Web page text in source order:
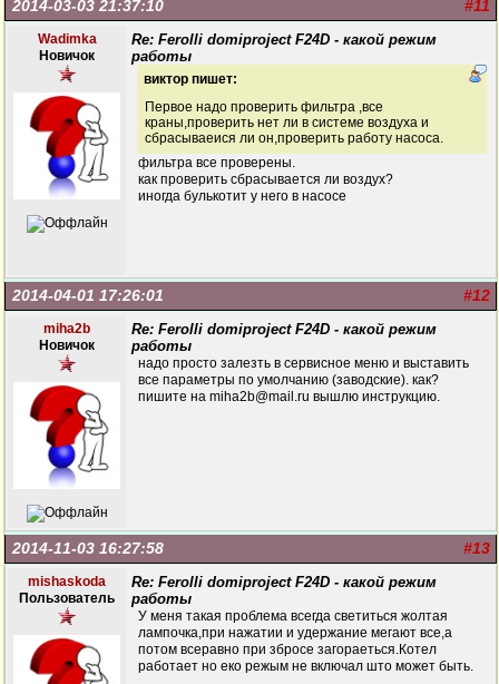
#11
2014-03-03 21:37:10
Wadimka
Новичок
Re: Ferolli domiproject F24D - какой режим
работы
виктор пишет:
Первое надо проверить фильтра ,все
краны,проверить нет ли в системе воздуха и
сбрасываеися ли он,проверить работу насоса.
фильтра все проверены.
как проверить сбрасывается ли воздух?
иногда булькотит у него в насосе
#12
2014-04-01 17:26:01
miha2b
Новичок
Re: Ferolli domiproject F24D - какой режим
работы
надо просто залезть в сервисное меню и выставить
все параметры по умолчанию (заводские). как?
пишите на miha2b@mail.ru вышлю инструкцию.
#13
2014-11-03 16:27:58
mishaskoda
Пользователь
Re: Ferolli domiproject F24D - какой режим
работы
У меня такая проблема всегда светиться жолтая
лампочка,при нажатии и удержание мегают все,а
потом всеравно при збросе загораеться.Котел
работает но еко режым не включал што может быть.